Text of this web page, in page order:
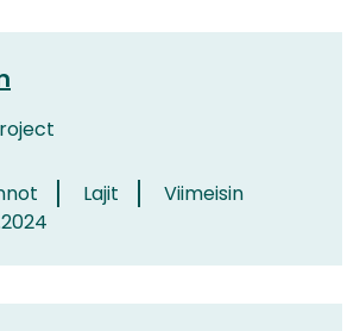
Lajit
Viimeisin